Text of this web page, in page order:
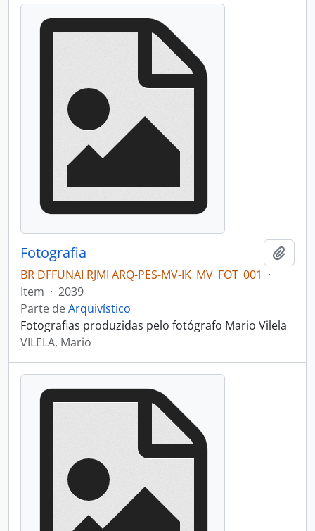
Fotografia
BR DFFUNAI RJMI ARQ-PES-MV-IK_MV_FOT_001 ·
Item · 2039
Parte deArquivístico
Fotografias produzidas pelo fotógrafo Mario Vilela
VILELA, Mario